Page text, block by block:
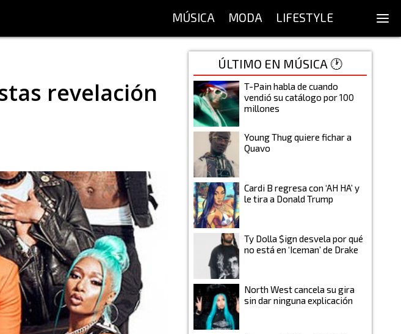
MÚSICA MODA LIFESTYLE
revelación
ÚLTIMO EN MÚSICA 🕐
T-Pain habla de cuando
vendió su catálogo por 100
millones
Young Thug quiere fichar a
Quavo
Cardi B regresa con ‘AH HA’ y
le tira a Donald Trump
Ty Dolla $ign desvela por qué
no está en ‘Iceman’ de Drake
North West cancela su gira
sin dar ninguna explicación